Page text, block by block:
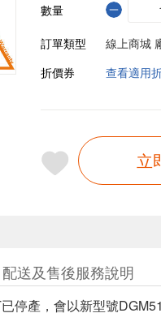
數量
訂單類型
線上商城
折價券
查看適用
立
配送及售後服務說明
已停產，會以新型號